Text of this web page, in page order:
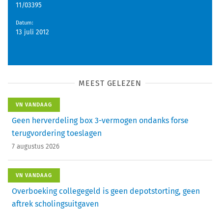
11/03395
Datum:
13 juli 2012
MEEST GELEZEN
VN VANDAAG
Geen herverdeling box 3-vermogen ondanks forse
terugvordering toeslagen
7 augustus 2026
VN VANDAAG
Overboeking collegegeld is geen depotstorting, geen
aftrek scholingsuitgaven